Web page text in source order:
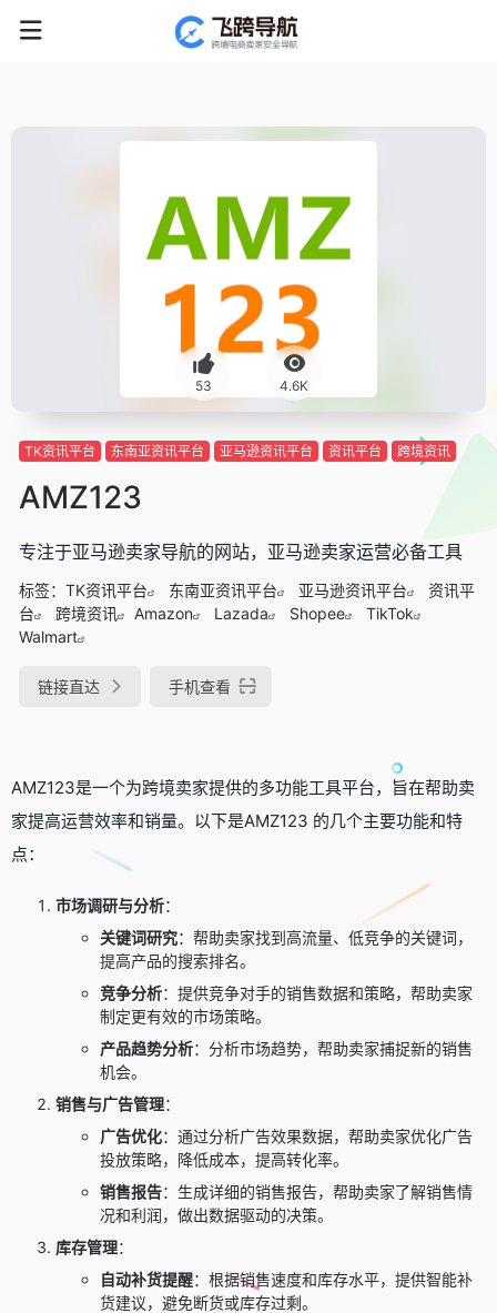
53 4.6K
TK资讯平台 东南亚资讯平台 亚马逊资讯平台 资讯平台 跨境资讯
AMZ123
专注于亚马逊卖家导航的网站，亚马逊卖家运营必备工具
标签： TK资讯平台 东南亚资讯平台 亚马逊资讯平台
资讯平
台
跨境资讯 Amazon Lazada Shopee
TikTok
Walmart
链接直达 手机查看
AMZ123是一个为跨境卖家提供的多功能工具平台，旨在帮助卖
家提高运营效率和销量。以下是AMZ123 的几个主要功能和特
点：
市场调研与分析：
关键词研究：帮助卖家找到高流量、低竞争的关键词，
提高产品的搜索排名。
竞争分析：提供竞争对手的销售数据和策略，帮助卖家
制定更有效的市场策略。
产品趋势分析：分析市场趋势，帮助卖家捕捉新的销售
机会。
销售与广告管理：
广告优化：通过分析广告效果数据，帮助卖家优化广告
投放策略，降低成本，提高转化率。
销售报告：生成详细的销售报告，帮助卖家了解销售情
况和利润，做出数据驱动的决策。
库存管理：
自动补货提醒：根据销售速度和库存水平，提供智能补
货建议，避免断货或库存过剩。